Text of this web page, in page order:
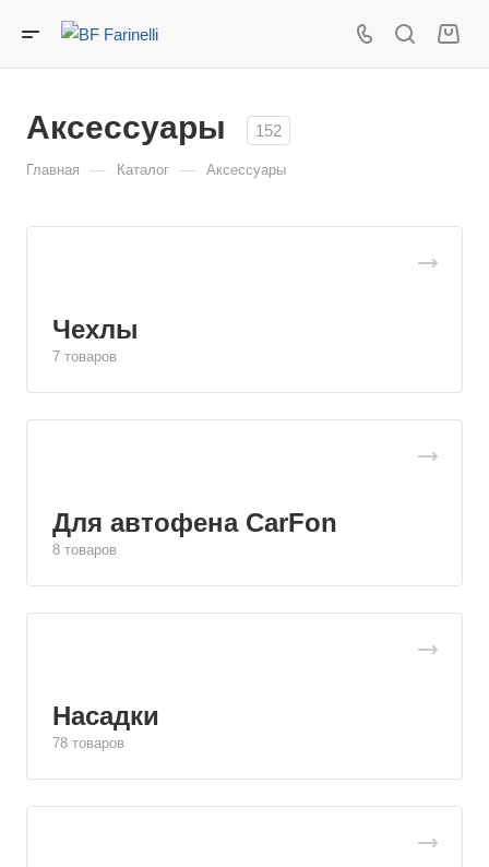
Аксессуары 152
Главная — Каталог — Аксессуары
Чехлы
7 товаров
Для автофена CarFon
8 товаров
Насадки
78 товаров